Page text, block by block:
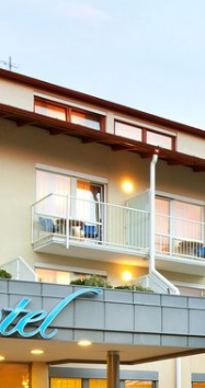
2 Nächte
ab nur
€ 248,-p.P.